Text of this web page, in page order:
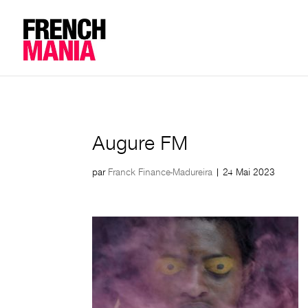
Augure FM
par Franck Finance-Madureira |24 Mai 2023